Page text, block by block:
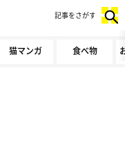
猫マンガ 食べ物
記事をさがす